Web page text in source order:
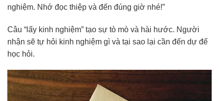
nghiệm. Nhớ đọc thiệp và đến đúng giờ nhé!”
Câu “lấy kinh nghiệm” tạo sự tò mò và hài hước. Người
nhận sẽ tự hỏi kinh nghiệm gì và tại sao lại cần đến dự để
học hỏi.